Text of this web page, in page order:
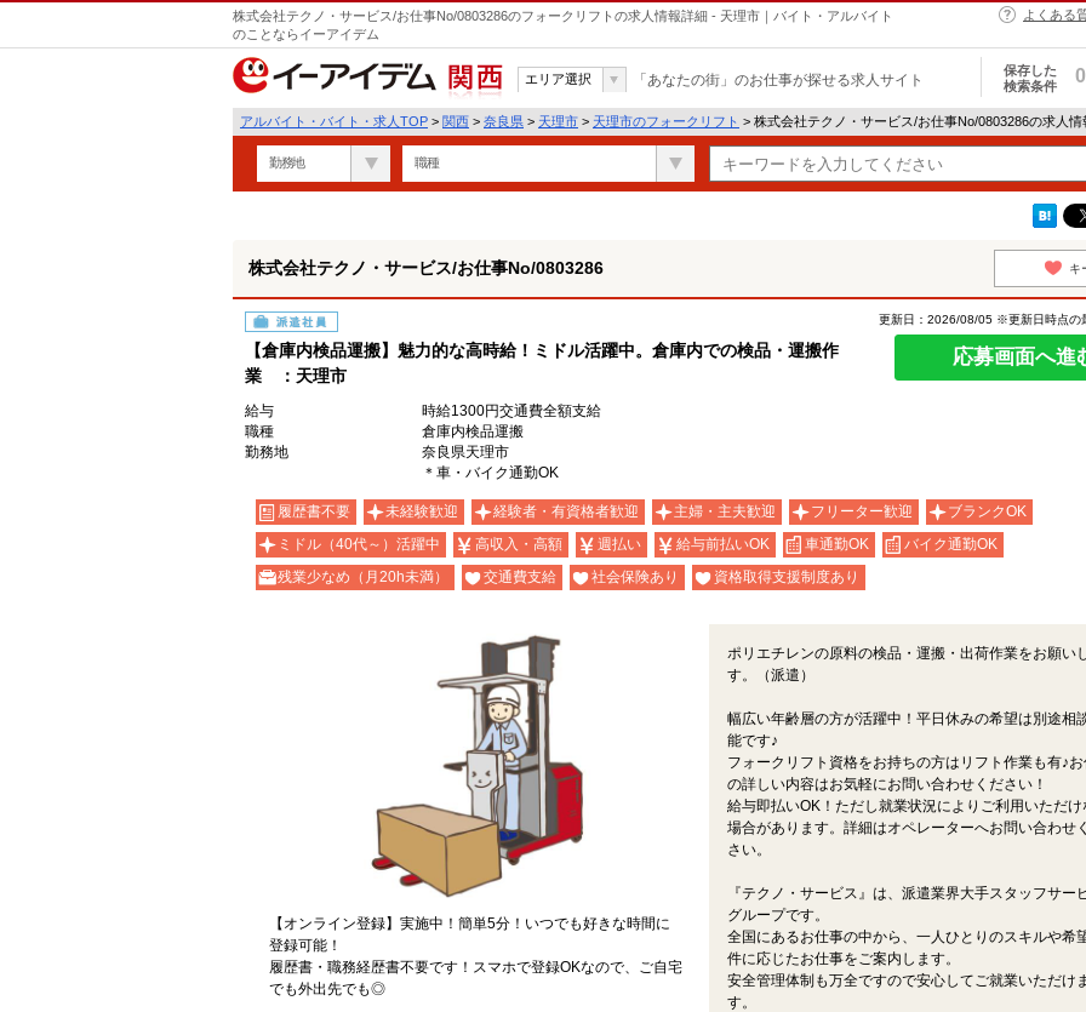
株式会社テクノ・サービス/お仕事No/0803286のフォークリフトの求人情報詳細 - 天理市｜バイト・アルバイト
のことならイーアイデム
よくある
関西
エリア選択 「あなたの街」のお仕事が探せる求人サイト
保存した
検索条件
0
アルバイト・バイト・求人TOP > 関西 > 奈良県 > 天理市 > 天理市のフォークリフト > 株式会社テクノ・サービス/お仕事No/0803286の求人情
勤務地 職種
株式会社テクノ・サービス/お仕事No/0803286 キ
派遣社員
【倉庫内検品運搬】魅力的な高時給！ミドル活躍中。倉庫内での検品・運搬作
業 ：天理市
更新日：2026/08/05 ※更新日時点の
応募画面へ進
給与
時給1300円交通費全額支給
職種
倉庫内検品運搬
勤務地
奈良県天理市
＊車・バイク通勤OK
履歴書不要 未経験歓迎 経験者・有資格者歓迎 主婦・主夫歓迎 フリーター歓迎
ブランクOK
ミドル（40代～）活躍中
高収入・高額 週払い 給与前払いOK 車通勤OK
バイク通勤OK
残業少なめ（月20h未満）
交通費支給 社会保険あり 資格取得支援制度あり
【オンライン登録】実施中！簡単5分！いつでも好きな時間に
登録可能！
履歴書・職務経歴書不要です！スマホで登録OKなので、ご自宅
でも外出先でも◎
ポリエチレンの原料の検品・運搬・出荷作業をお願い
す。（派遣）
幅広い年齢層の方が活躍中！平日休みの希望は別途相
能です♪
フォークリフト資格をお持ちの方はリフト作業も有♪
の詳しい内容はお気軽にお問い合わせください！
給与即払いOK！ただし就業状況によりご利用いただけ
場合があります。詳細はオペレーターへお問い合わせ
さい。
『テクノ・サービス』は、派遣業界大手スタッフサー
グループです。
全国にあるお仕事の中から、一人ひとりのスキルや希
件に応じたお仕事をご案内します。
安全管理体制も万全ですので安心してご就業いただけま
す。